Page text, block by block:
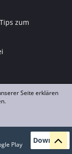
zum
mit einem 8er
nicht vom
8 und 10"
der
Play
Download
Seite erklären